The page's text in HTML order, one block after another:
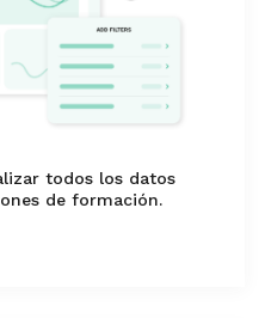
todos los datos
de formación.